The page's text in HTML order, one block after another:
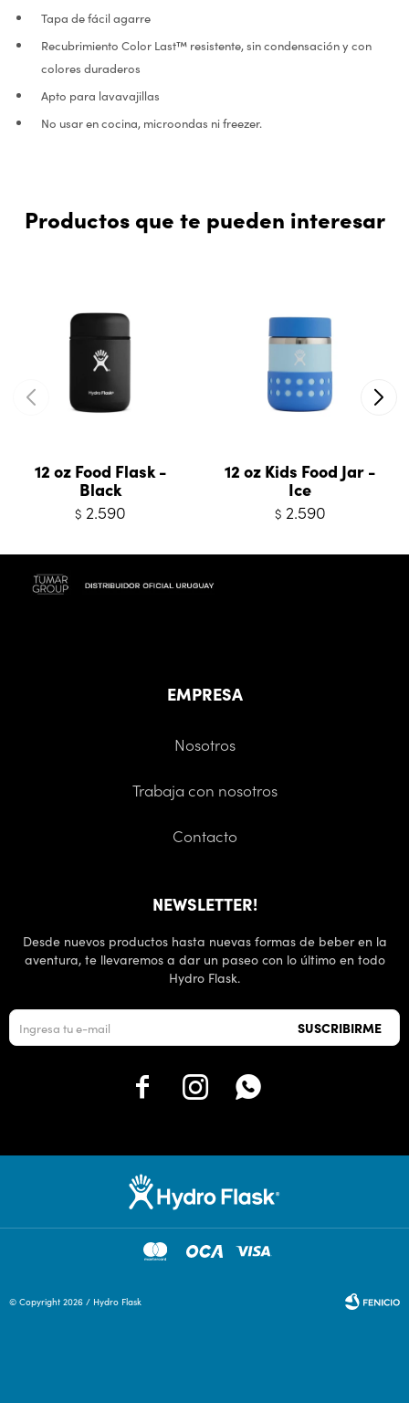
Tapa de fácil agarre
Recubrimiento Color Last™ resistente, sin condensación y con
colores duraderos
Apto para lavavajillas
No usar en cocina, microondas ni freezer.
Productos que te pueden interesar
12 oz Food Flask -
Black
$ 2.590
12 oz Kids Food Jar -
Ice
$ 2.590
EMPRESA
Nosotros
Trabaja con nosotros
Contacto
NEWSLETTER!
Desde nuevos productos hasta nuevas formas de beber en la
aventura, te llevaremos a dar un paseo con lo último en todo
Hydro Flask.
SUSCRIBIRME
  
© Copyright 2026 / Hydro Flask